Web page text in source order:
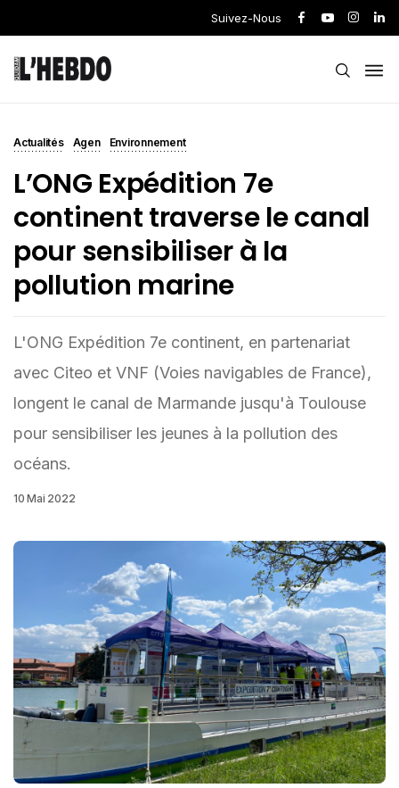
Suivez-Nous
Actualités Agen Environnement
L’ONG Expédition 7e
continent traverse le canal
pour sensibiliser à la
pollution marine
L'ONG Expédition 7e continent, en partenariat
avec Citeo et VNF (Voies navigables de France),
longent le canal de Marmande jusqu'à Toulouse
pour sensibiliser les jeunes à la pollution des
océans.
10 Mai 2022